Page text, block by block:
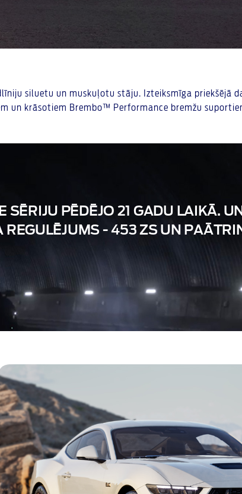
siluetu un muskuļotu stāju. Izteiksmīga priekšējā
un krāsotiem Brembo™ Performance bremžu
PĒDĒJO 21 GADU LAIKĀ.
- 453 ZS UN